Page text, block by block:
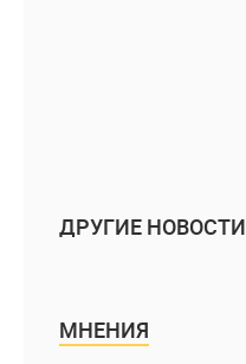
ДРУГИЕ НОВОСТИ
МНЕНИЯ